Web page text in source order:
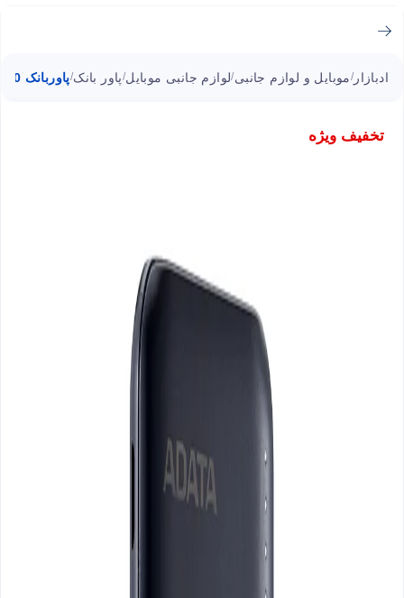
ادبازار /موبایل و لوازم جانبی/لوازم جانبی موبایل/پاور بانک/پاوربانک C100 ای دیتا ظرفیت 10000 میلی آمپرساعت
تخفیف ویژه